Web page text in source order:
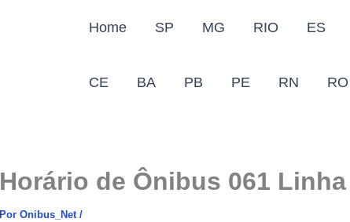
Home SP MG RIO ES
CE BA PB PE RN RO
Horário de Ônibus 061
Por Onibus_Net /